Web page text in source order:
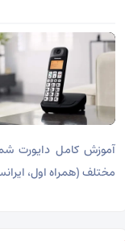
آموزش کامل دایورت
مختلف (همراه اول،